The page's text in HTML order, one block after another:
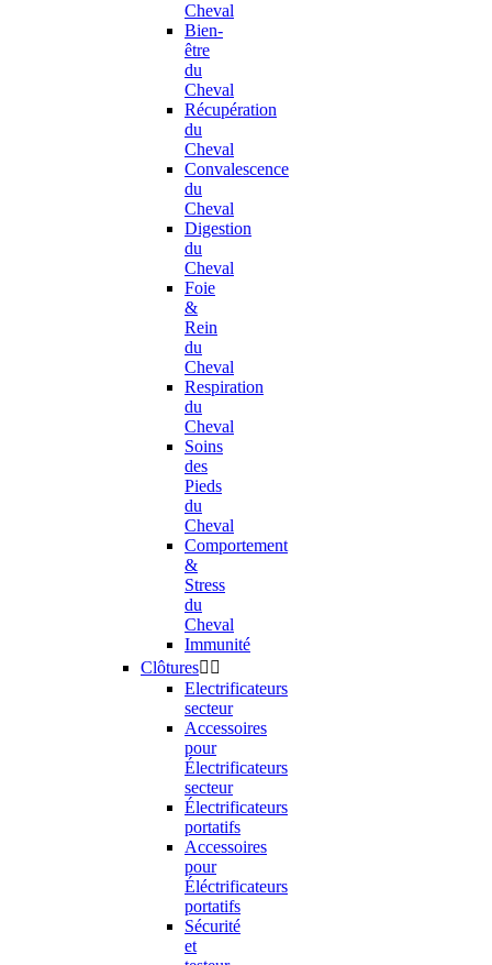
Cheval
Bien-
être
du
Cheval
Récupération
du
Cheval
Convalescence
du
Cheval
Digestion
du
Cheval
Foie
&
Rein
du
Cheval
Respiration
du
Cheval
Soins
des
Pieds
du
Cheval
Comportement
&
Stress
du
Cheval
Immunité
Clôtures 
Electrificateurs
secteur
Accessoires
pour
Électrificateurs
secteur
Électrificateurs
portatifs
Accessoires
pour
Éléctrificateurs
portatifs
Sécurité
et